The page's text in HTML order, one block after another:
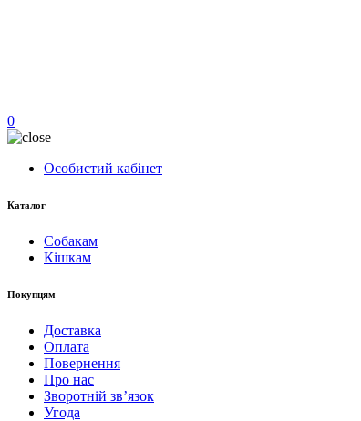
0
Особистий кабінет
Каталог
Собакам
Кішкам
Покупцям
Доставка
Оплата
Повернення
Про нас
Зворотній зв’язок
Угода